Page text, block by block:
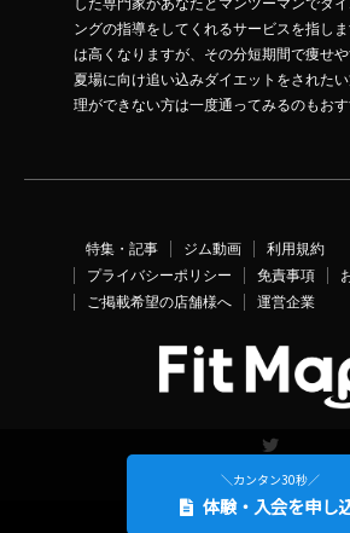
した専門家があなたとマンツーマンでダ
ングの指導をしてくれるサービスを指し
は高くなりますが、その分短期間で痩せや
夏場に向け追い込みダイエットをされた
理ができない方は一度通ってみるのもおす
特集・記事 ジム動画
利用規約
プライバシーポリシー
免責事項
ご掲載希望の店舗様へ
運営企業
＼カンタン30秒／
体験・入会を申し